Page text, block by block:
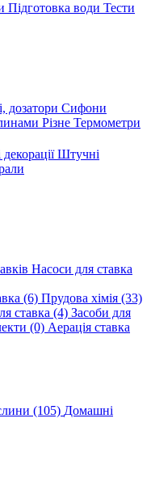
Підготовка води Тести
дозатори Сифони
Різне Термометри
Штучні
Насоси для ставка
(6) Прудова хімія (33)
ставка (4) Засоби для
(0) Аерація ставка
(105) Домашні